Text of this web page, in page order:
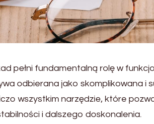
pełni fundamentalną rolę w
odbierana jako skomplikowana
wszystkim narzędzie, które
i dalszego doskonalenia.